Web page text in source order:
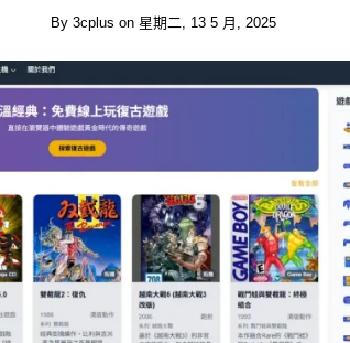
By 3cplus on 星期二, 13 5 月, 2025